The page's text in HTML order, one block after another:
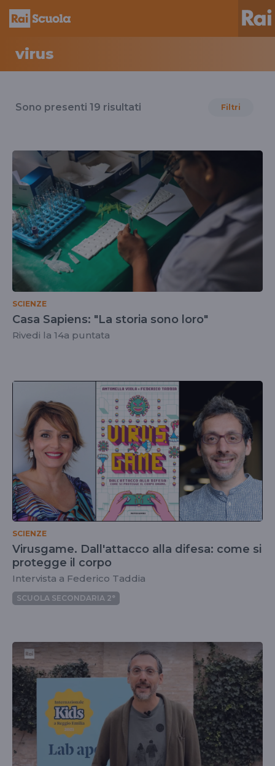
virus
il
virus
Sono presenti 19 risultati Filtri
SCIENZE
Casa Sapiens: "La storia sono loro"
Rivedi la 14a puntata
SCIENZE
Virusgame. Dall'attacco alla difesa: come si
protegge il corpo
Intervista a Federico Taddia
SCUOLA SECONDARIA 2°